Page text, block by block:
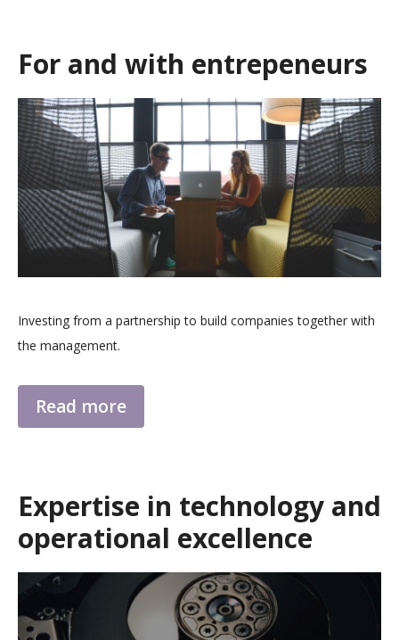
For and with entrepeneurs
Investing from a partnership to build companies together with
the management.
Read more
Expertise in technology and
operational excellence